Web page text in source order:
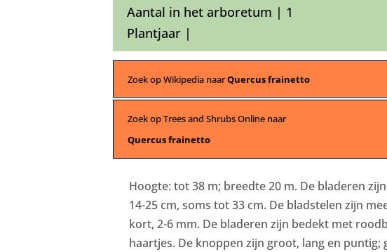
Aantal in het arboretum | 1
Plantjaar |
Zoek op Wikipedia naarQuercus frainetto
Zoek op Trees and Shrubs Online naar
Quercus frainetto
Hoogte: tot 38 m; breedte 20 m. De bladeren
14-25 cm, soms tot 33 cm. De bladstelen zijn
kort, 2-6 mm. De bladeren zijn bedekt met
haartjes. De knoppen zijn groot, lang en puntig;